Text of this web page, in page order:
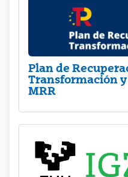
Plan de
Transformación
MRR